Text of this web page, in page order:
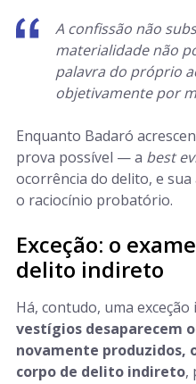
A confissão não
materialidade não
palavra do próprio
objetivamente por
Enquanto Badaró
prova possível — a best
ocorrência do delito, e
o raciocínio probatório.
Exceção: o
delito indireto
Há, contudo, uma
vestígios desaparecem
novamente produzidos,
corpo de delito indireto,